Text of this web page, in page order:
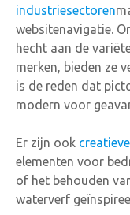
industriesectoren
websitenavigatie.
hecht aan de
merken, bieden ze
is de reden dat
modern voor
Er zijn ook
elementen voor
of het behouden
waterverf